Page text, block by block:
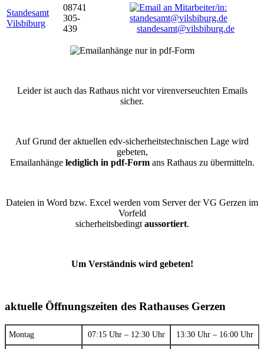
Standesamt
Vilsbiburg
08741
305-
439
standesamt@vilsbiburg.de
Leider ist auch das Rathaus nicht vor virenverseuchten Emails
sicher.
Auf Grund der aktuellen edv-sicherheitstechnischen Lage wird
gebeten,
Emailanhänge lediglich in pdf-Formans Rathaus zu übermitteln.
Dateien in Word bzw. Excel werden vom Server der VG Gerzen im
Vorfeld
sicherheitsbedingt aussortiert.
Um Verständnis wird gebeten!
aktuelle Öffnungszeiten des Rathauses Gerzen
Montag 07:15 Uhr – 12:30 Uhr 13:30 Uhr – 16:00 Uhr